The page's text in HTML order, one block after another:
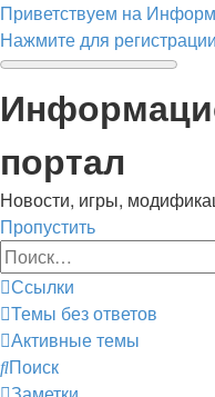
Приветствуем на
Нажмите для регистрации
портал
Новости, игры,
Пропустить
Ссылки
Темы без ответов
Активные темы
Поиск